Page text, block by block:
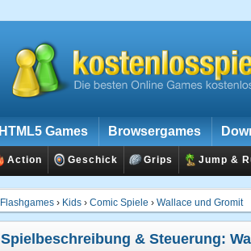
HTML5 Games Browsergames
Action Geschick Grips Jump &
Flashgames › Kids › Comic Spiele › Wallace und Gromit
Spielbeschreibung & Steuerung: